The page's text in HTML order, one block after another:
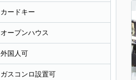
カードキー
オープンハウス
外国人可
ガスコンロ設置可